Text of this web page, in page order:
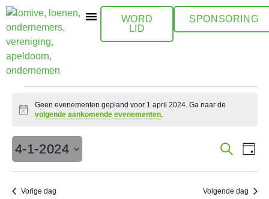
WORD
LID
SPONSORING
Bericht
Geen evenementen gepland voor 1 april 2024. Ga naar de
volgende aankomende evenementen.
en
ZOEKEN
DAG
4-1-2024
een
Vorige dag Volgende dag